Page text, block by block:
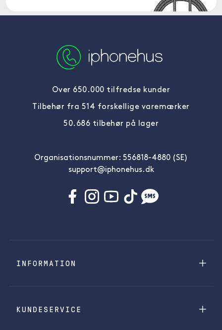
Over 650.000 tilfredse kunder
Tilbehør fra 514 forskellige varemærker
50.686 tilbehør på lager
Organisationsnummer: 556818-4880 (SE)
support@iphonehus.dk
INFORMATION
KUNDESERVICE